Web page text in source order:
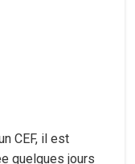
CEF, il est
quelques jours